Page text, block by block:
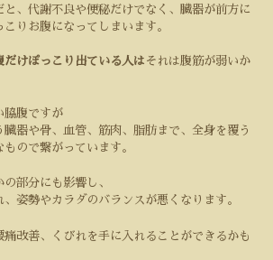
と、代謝不良や便秘だけでなく、臓器が前方に
りお腹になってしまいます。
けぽっこり出ている人は それは腹筋が弱いか
脇腹ですが
器や骨、血管、筋肉、脂肪まで、全身を覆う
ので繋がっています。
部分にも影響し、
姿勢やカラダのバランスが悪くなります。
痛改善、くびれを手に入れることができるかも